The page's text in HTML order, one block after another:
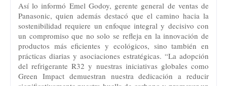
Así lo informó Emel Godoy, gerente general de ventas de
Panasonic, quien además destacó que el camino hacia la
sostenibilidad requiere un enfoque integral y decisivo con
un compromiso que no solo se refleja en la innovación de
productos más eficientes y ecológicos, sino también en
prácticas diarias y asociaciones estratégicas. “La adopción
del refrigerante R32 y nuestras iniciativas globales como
Green Impact demuestran nuestra dedicación a reducir